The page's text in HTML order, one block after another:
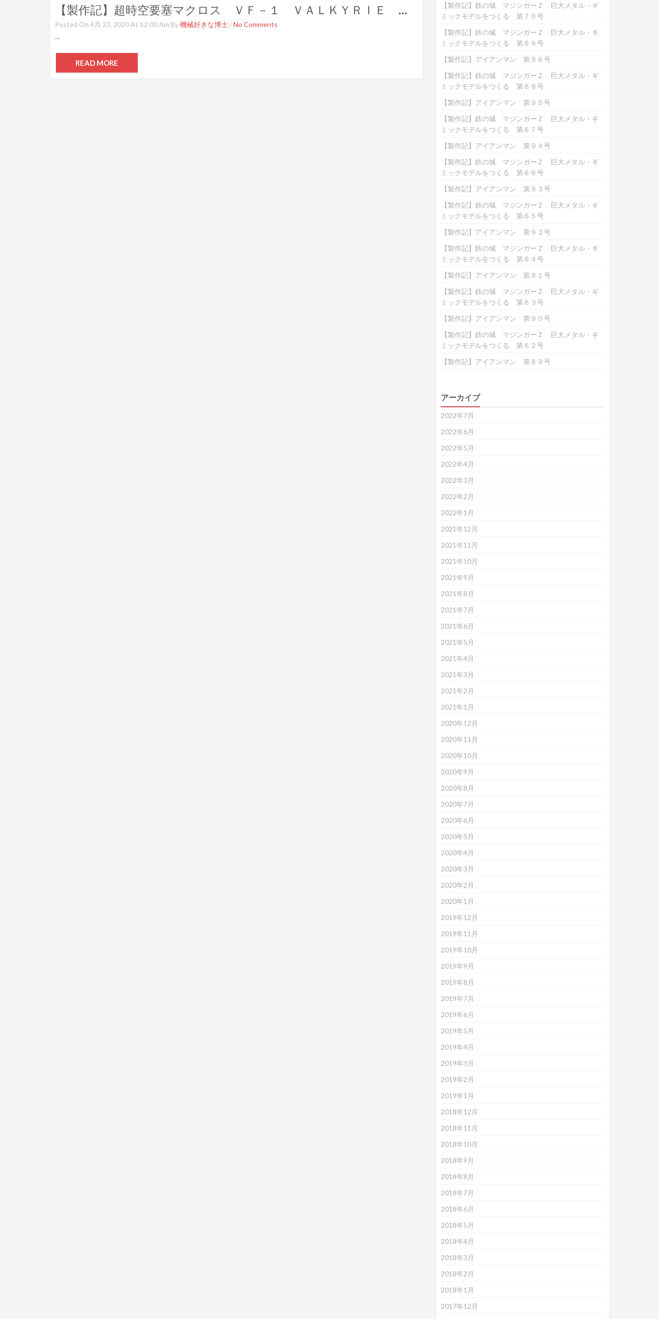
【製作記】超時空要塞マクロス ＶＦ－１ ＶＡＬＫＹＲＩＥ 第１２号
Posted On 4月 23, 2020 At 12:00 Am By機械好きな博士 /No Comments
READ MORE
【製作記】鉄の城 マジンガーＺ 巨大メタル・ギ
ミックモデルをつくる 第７０号
【製作記】鉄の城 マジンガーＺ 巨大メタル・ギ
ミックモデルをつくる 第６９号
【製作記】アイアンマン 第９６号
【製作記】鉄の城 マジンガーＺ 巨大メタル・ギ
ミックモデルをつくる 第６８号
【製作記】アイアンマン 第９５号
【製作記】鉄の城 マジンガーＺ 巨大メタル・ギ
ミックモデルをつくる 第６７号
【製作記】アイアンマン 第９４号
【製作記】鉄の城 マジンガーＺ 巨大メタル・ギ
ミックモデルをつくる 第６６号
【製作記】アイアンマン 第９３号
【製作記】鉄の城 マジンガーＺ 巨大メタル・ギ
ミックモデルをつくる 第６５号
【製作記】アイアンマン 第９２号
【製作記】鉄の城 マジンガーＺ 巨大メタル・ギ
ミックモデルをつくる 第６４号
【製作記】アイアンマン 第９１号
【製作記】鉄の城 マジンガーＺ 巨大メタル・ギ
ミックモデルをつくる 第６３号
【製作記】アイアンマン 第９０号
【製作記】鉄の城 マジンガーＺ 巨大メタル・ギ
ミックモデルをつくる 第６２号
【製作記】アイアンマン 第８９号
アーカイブ
2022年7月
2022年6月
2022年5月
2022年4月
2022年3月
2022年2月
2022年1月
2021年12月
2021年11月
2021年10月
2021年9月
2021年8月
2021年7月
2021年6月
2021年5月
2021年4月
2021年3月
2021年2月
2021年1月
2020年12月
2020年11月
2020年10月
2020年9月
2020年8月
2020年7月
2020年6月
2020年5月
2020年4月
2020年3月
2020年2月
2020年1月
2019年12月
2019年11月
2019年10月
2019年9月
2019年8月
2019年7月
2019年6月
2019年5月
2019年4月
2019年3月
2019年2月
2019年1月
2018年12月
2018年11月
2018年10月
2018年9月
2018年8月
2018年7月
2018年6月
2018年5月
2018年4月
2018年3月
2018年2月
2018年1月
2017年12月